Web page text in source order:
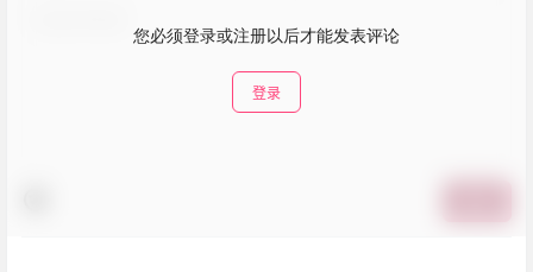
您必须登录或注册以后才能发表评论
登录